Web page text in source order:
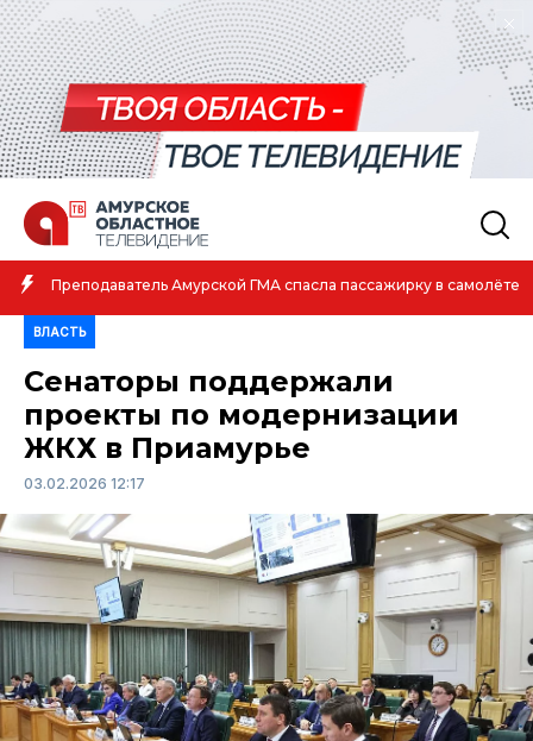
Преподаватель Амурской ГМА спасла пассажирку в самолёте
ВЛАСТЬ
Сенаторы поддержали
проекты по модернизации
ЖКХ в Приамурье
03.02.2026 12:17